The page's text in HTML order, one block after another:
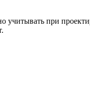
учитывать при